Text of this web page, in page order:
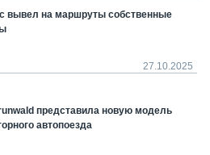
вывел на маршруты собственные
27.10.2025
представила новую модель
автопоезда